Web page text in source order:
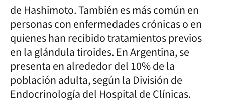
de Hashimoto. También es más común en
personas con enfermedades crónicas o en
quienes han recibido tratamientos previos
en la glándula tiroides. En Argentina, se
presenta en alrededor del 10% de la
población adulta, según la División de
Endocrinología del Hospital de Clínicas.